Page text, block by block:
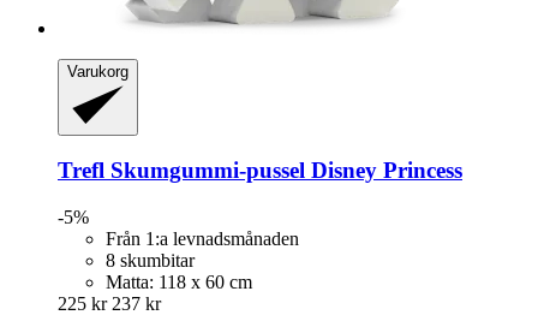
Varukorg
Trefl Skumgummi-​pussel Disney Princess
-5%
Från 1:a levnadsmånaden
8 skumbitar
Matta: 118 x 60 cm
225 kr 237 kr